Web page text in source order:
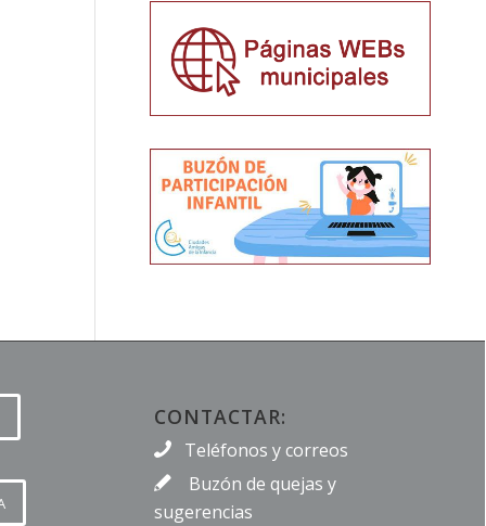
CONTACTAR:
Teléfonos y correos
Buzón de quejas y
sugerencias